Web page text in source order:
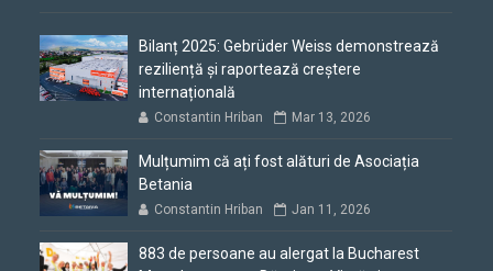
Bilanț 2025: Gebrüder Weiss demonstrează
reziliență și raportează creștere
internațională
Constantin Hriban Mar 13, 2026
Mulțumim că ați fost alături de Asociația
Betania
Constantin Hriban Jan 11, 2026
883 de persoane au alergat la Bucharest